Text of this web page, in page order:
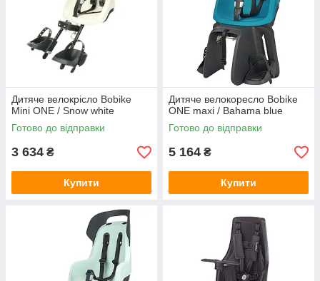
Дитяче велокрісло Bobike
Mini ONE / Snow white
Готово до відправки
3 634 ₴
Купити
Дитяче велокоресло Bobike
ONE maxi / Bahama blue
Готово до відправки
5 164 ₴
Купити